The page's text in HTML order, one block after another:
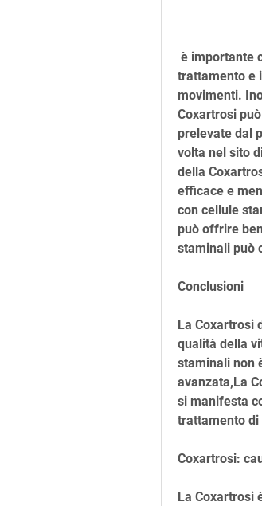
trattamento e
movimenti.
Coxartrosi
prelevate dal
volta nel sito
della
efficace e
con cellule
può offrire
staminali può
Conclusioni
La Coxartrosi
qualità della
staminali non
avanzata,La
si manifesta
trattamento di
Coxartrosi:
La Coxartrosi